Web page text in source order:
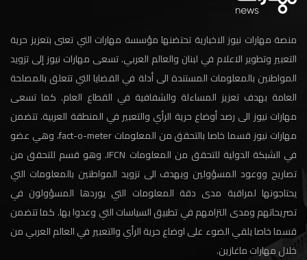
منصة مهارات نيوز الاخبارية تحتضنها مؤسسة مهارات التي تعنى بتعزيز حرية
التعبير وتطوير الاعلام في لبنان والعالم العربي. تسعى مهارات نيوز إلى تزويد
المواطنين بالمعلومات المستندة الى أدلة في القضايا التي تتعلق بالمصلحة
العامة بهدف تعزيز المساءلة والشفافية في القطاع العام. كما تسعى
مهارات نيوز الى رصد أوضاع حرية الرأي والتعبير في المنطقة العربية. تتضمن
مهارات نيوز قسما خاصا بالتحقق من المعلومات fact-o-meter، وهي عضو
في الشبكة الدولية للتحقق من المعلومات IFCN. وهو قسم للتحقق من
تصاريح ووعود المسؤولين ويهدف الى تزويد المواطنين بالمعلومات التي
يحتاجونها لمراقبة مدى دقة المعلومات التي يوردها المسؤولون في
تصريحاتهم ومدى التزامهم في تطبيق السياسات التي وعدوا بها. كما تتضمن
قسما خاصا يلقي الضوء على اوضاع حرية الرأي والتعبير في العالم العربي من
خلال مهارات ماغازين.